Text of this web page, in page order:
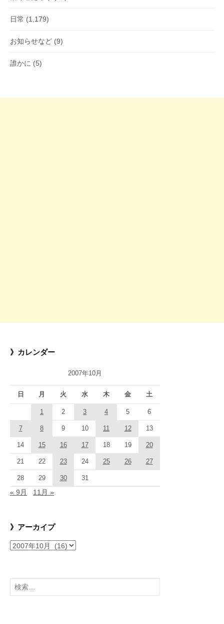
日常 (1,179)
お知らせなど (9)
誰かに (5)
》カレンダー
2007年10月
日 月 火 水 木 金 土
1 2 3 4 5 6
7 8 9 10 11 12 13
14 15 16 17 18 19 20
21 22 23 24 25 26 27
28 29 30 31
« 9月 11月 »
》アーカイプ
》
カ
イ
検
索: